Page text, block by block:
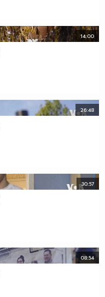
14:00
26:48
30:57
08:54